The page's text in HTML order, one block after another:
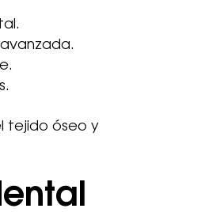
tejido óseo y